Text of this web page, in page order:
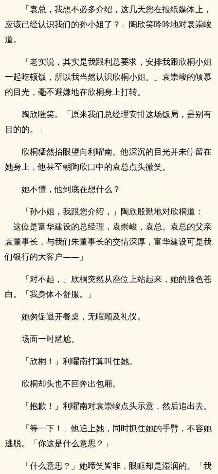
「袁总，我想不必多介绍，这几天您在报纸媒体上，
应该已经认识我们的孙小姐了？」陶欣笑吟吟地对袁崇峻
道。
「老实说，其实是我跟利总要求，安排我跟欣桐小姐
一起吃顿饭，所以我当然认识欣桐小姐。」袁崇峻的倾慕
的目光，毫不避嫌地在欣桐身上打转。
陶欣嗤笑。「原来我们总经理安排这场饭局，是别有
目的的。」
欣桐猛然抬眼望向利曜南。他深沉的目光并未停留在
她身上，他甚至朝陶欣口中的袁总点头微笑。
她不懂，他到底在想什么？
「孙小姐，我跟您介绍，」陶欣殷勤地对欣桐道：
「这位是富华建设的总经理，袁崇峻，袁总。袁总的父亲
袁董事长，与我们朱董事长的交情深厚，富华建设可是我
们银行的大客户——」
「对不起，」欣桐突然从座位上站起来，她的脸色苍
白。「我身体不舒服。」
她匆促退开餐桌，无暇顾及礼仪。
场面一时尴尬。
「欣桐！」利曜南打算叫住她。
欣桐却头也不回奔出包厢。
「抱歉！」利曜南对袁崇峻点头示意，然后追出去。
「等一下！」他追上她，同时抓住她的手臂，不容她
逃脱。「你这是什么意思？」
「什么意思？」她啼笑皆非，眼眶却是湿润的。「我